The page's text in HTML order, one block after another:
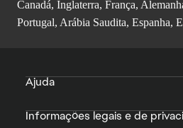
Canadá, Inglaterra, França,
Portugal, Arábia Saudita, Espanha,
Ajuda
Informações legais e de